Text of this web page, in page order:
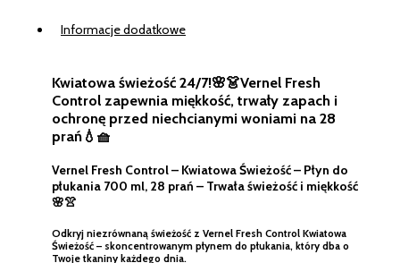
Informacje dodatkowe
Kwiatowa świeżość 24/7!🌸👗Vernel Fresh
Control zapewnia miękkość, trwały zapach i
ochronę przed niechcianymi woniami na 28
prań💧🧺
Vernel Fresh Control – Kwiatowa Świeżość – Płyn do
płukania 700 ml, 28 prań – Trwała świeżość i miękkość
🌸👚
Odkryj niezrównaną świeżość z Vernel Fresh Control Kwiatowa
Świeżość – skoncentrowanym płynem do płukania, który dba o
Twoje tkaniny każdego dnia.